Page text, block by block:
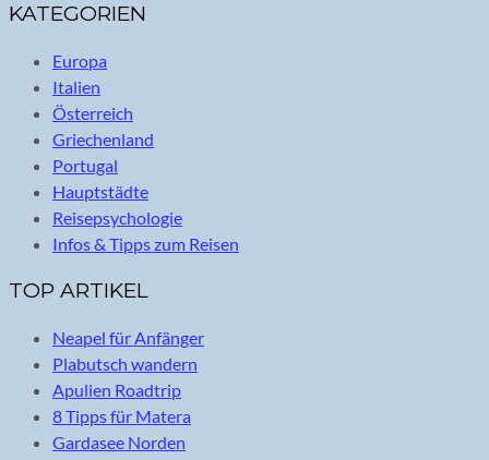
KATEGORIEN
Europa
Italien
Österreich
Griechenland
Portugal
Hauptstädte
Reisepsychologie
Infos & Tipps zum Reisen
TOP ARTIKEL
Neapel für Anfänger
Plabutsch wandern
Apulien Roadtrip
8 Tipps für Matera
Gardasee Norden